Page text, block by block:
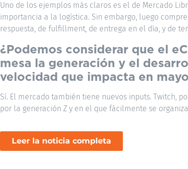
Uno de los ejemplos más claros es el de Mercado
importancia a la logística. Sin embargo, luego
respuesta, de fulfillment, de entrega en el día, y de
¿Podemos considerar que el
mesa la generación y el
velocidad que impacta en
Sí. El mercado también tiene nuevos inputs. Twitch,
por la generación Z y en el que fácilmente se
Leer la noticia completa